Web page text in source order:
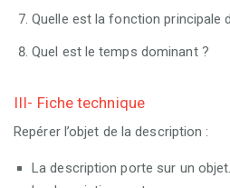
Quelle est la fonction principale
Quel est le temps dominant ?
III- Fiche technique
Repérer l’objet de la description :
La description porte sur un objet.